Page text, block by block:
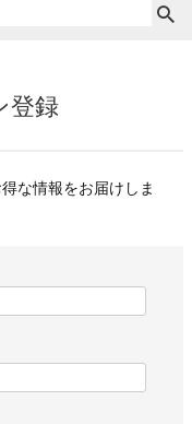
登録
な情報をお届けしま